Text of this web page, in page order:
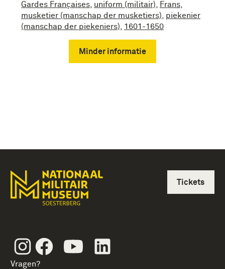
Gardes Françaises uniform (militair) Frans
musketier (manschap der musketiers)
piekenier
(manschap der piekeniers)
1601-1650
Minder informatie
InstagramFacebookYoutube
Vragen?
Tickets